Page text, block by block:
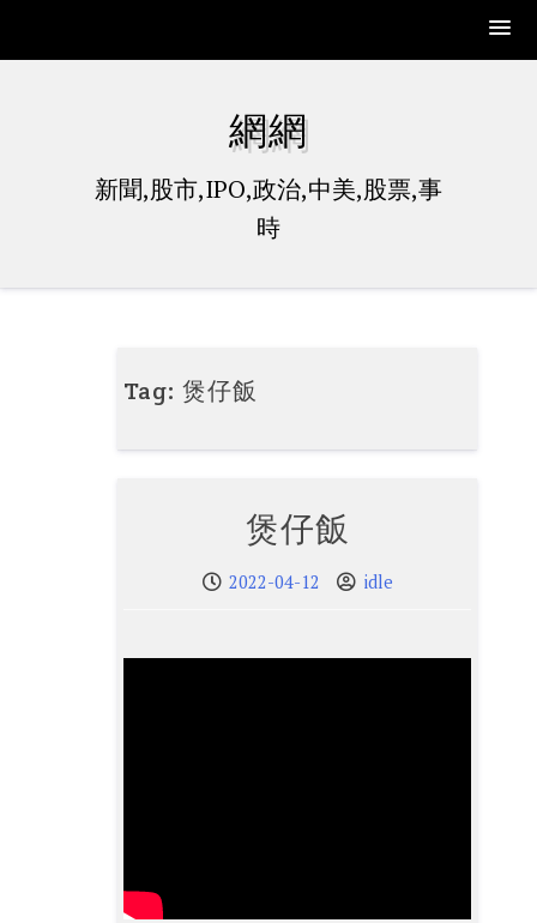
網網
新聞,股市,IPO,政治,中美,股票,事
時
Tag:煲仔飯
煲仔飯
2022-04-12 idle